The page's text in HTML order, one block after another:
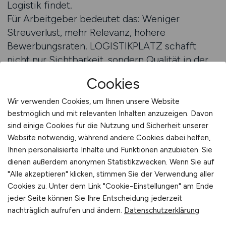
Logistik findet.
Für Arbeitgeber bedeutet das: Weniger
Streuverlust, mehr Relevanz, höhere
Bewerbungsraten. LOGISTIKPLATZ schafft
nicht nur Sichtbarkeit, sondern Qualität in der
besseren Ergebnissen im Recruiting. Weil
Fachkräfte genau wissen, wo sie suchen müssen
– und weil Sie genau wissen, wo Sie gefunden
werden.
Stellenanzeigen auf LOGISTIKPLATZ schalten
LOGISTIKPLATZ als strategischer
Partner im Recruiting
Die Zusammenarbeit mit LOGISTIKPLATZ endet
Cookies
Wir verwenden Cookies, um Ihnen unsere Website
bestmöglich und mit relevanten Inhalten anzuzeigen. Davon
sind einige Cookies für die Nutzung und Sicherheit unserer
Website notwendig, während andere Cookies dabei helfen,
Ihnen personalisierte Inhalte und Funktionen anzubieten. Sie
dienen außerdem anonymen Statistikzwecken. Wenn Sie auf
"Alle akzeptieren" klicken, stimmen Sie der Verwendung aller
Cookies zu. Unter dem Link "Cookie-Einstellungen" am Ende
jeder Seite können Sie Ihre Entscheidung jederzeit
nachträglich aufrufen und ändern. Datenschutzerklärung